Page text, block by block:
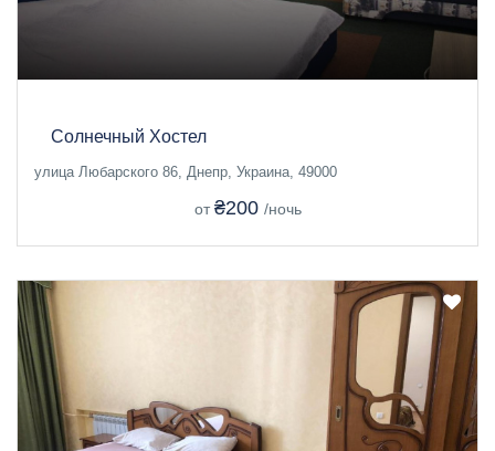
Солнечный Хостел
улица Любарского 86, Днепр, Украина, 49000
от ₴200 /ночь